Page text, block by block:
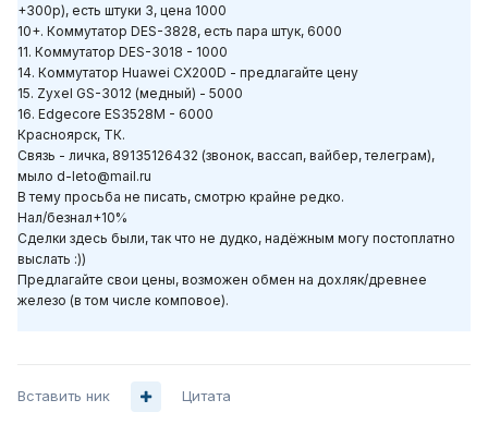
+300р), есть штуки 3, цена 1000
10+. Коммутатор DES-3828, есть пара штук, 6000
11. Коммутатор DES-3018 - 1000
14. Коммутатор Huawei CX200D - предлагайте цену
15. Zyxel GS-3012 (медный) - 5000
16. Edgecore ES3528M - 6000
Красноярск, ТК.
Связь - личка, 89135126432 (звонок, вассап, вайбер, телеграм),
мыло d-leto@mail.ru
В тему просьба не писать, смотрю крайне редко.
Нал/безнал+10%
Сделки здесь были, так что не дудко, надёжным могу постоплатно
выслать :))
Предлагайте свои цены, возможен обмен на дохляк/древнее
железо (в том числе комповое).
Вставить ник Цитата